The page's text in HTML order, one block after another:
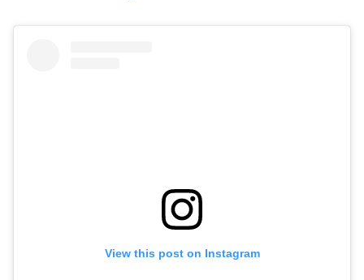
View this post on Instagram